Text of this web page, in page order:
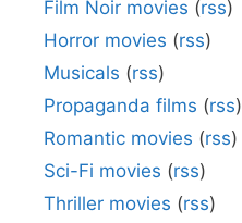
Film Noir movies (rss)
Horror movies (rss)
Musicals (rss)
Propaganda films (rss)
Romantic movies (rss)
Sci-Fi movies (rss)
Thriller movies (rss)